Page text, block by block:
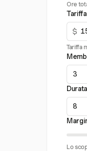
Ore
$
Tariffa
Lo